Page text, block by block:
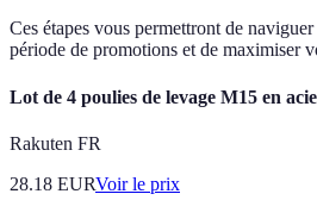
Ces étapes vous permettront de
période de promotions et de maximiser
Lot de 4 poulies de levage M15 en
Rakuten FR
28.18 EURVoir le prix